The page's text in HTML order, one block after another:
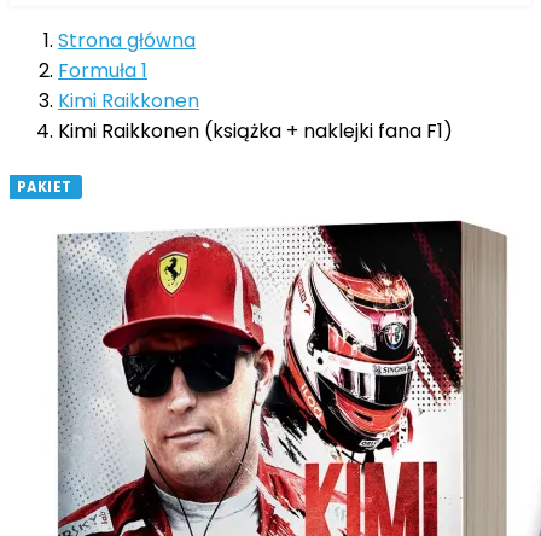
Strona główna
Formuła 1
Kimi Raikkonen
Kimi Raikkonen (książka + naklejki fana F1)
PAKIET